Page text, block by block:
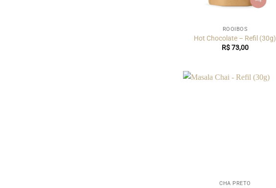
ROOIBOS
Hot Chocolate – Refil (30g)
R$73,00
CHÁ PRETO